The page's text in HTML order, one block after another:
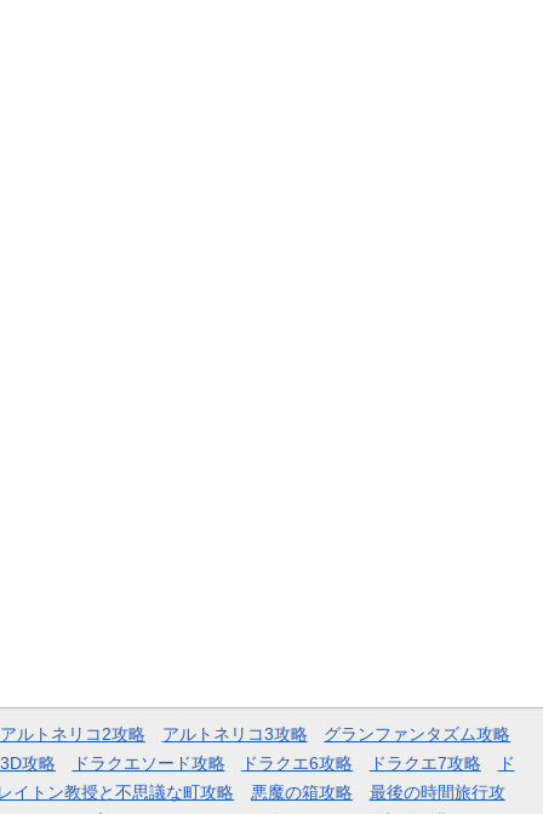
アルトネリコ2攻略 アルトネリコ3攻略
グランファンタズム攻略
攻略
ドラクエソード攻略 ドラクエ6攻略 ドラクエ7攻略
ド
イトン教授と不思議な町攻略
悪魔の箱攻略
最後の時間旅行攻